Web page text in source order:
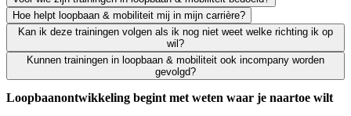
Deze trainingen zijn bedoeld voor professionals die bewust willen
Hoe helpt loopbaan & mobiliteit mij in mijn carrière?
Je krijgt meer inzicht in jezelf, je kwaliteiten en je volgende stap.
Kan ik deze trainingen volgen als ik nog niet weet welke richting ik op
wil?
Ja. Juist dan kan een training binnen loopbaan & mobiliteit helpen.
Kunnen trainingen in loopbaan & mobiliteit ook incompany worden
gevolgd?
Ja. Veel trainingen kunnen ook incompany worden georganiseerd.
Loopbaanontwikkeling begint met weten waar je naartoe wilt